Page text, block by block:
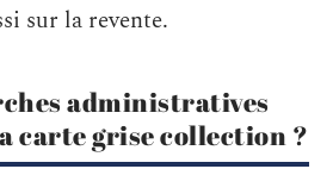
sur la revente.
administratives
carte grise collection ?